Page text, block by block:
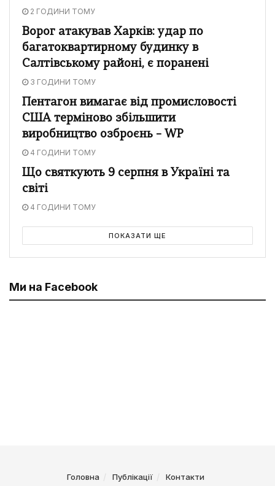
2 ГОДИНИ ТОМУ
Ворог атакував Харків: удар по
багатоквартирному будинку в
Салтівському районі, є поранені
3 ГОДИНИ ТОМУ
Пентагон вимагає від промисловості
США терміново збільшити
виробництво озброєнь – WP
4 ГОДИНИ ТОМУ
Що святкують 9 серпня в Україні та
світі
4 ГОДИНИ ТОМУ
ПОКАЗАТИ ЩЕ
Ми на Facebook
Головна Публікації Контакти